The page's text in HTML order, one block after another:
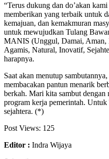
“Terus dukung dan do’akan
memberikan yang terbaik untuk
kemajuan, dan kemakmuran
untuk mewujudkan Tulang
MANIS (Unggul, Damai, Aman,
Agamis, Natural, Inovatif,
harapnya.
Saat akan menutup
membacakan pantun menarik
berkah. Mari kita sambut dengan
program kerja pemerintah.
sejahtera. (*)
Post Views: 125
Editor : Indra Wijaya